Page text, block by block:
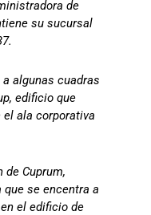
de
su sucursal
algunas cuadras
edificio que
el ala corporativa
de Cuprum,
que se encentra a
el edificio de